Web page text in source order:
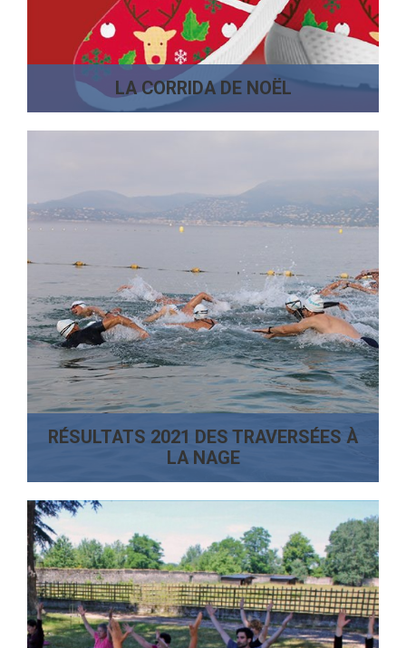
LA CORRIDA DE NOËL
RÉSULTATS 2021 DES TRAVERSÉES À
LA NAGE